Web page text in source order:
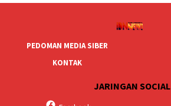
PEDOMAN MEDIA SIBER
KONTAK
JARINGAN SOCIAL